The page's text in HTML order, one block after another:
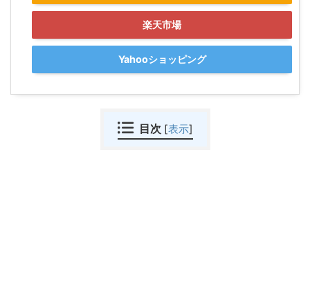
楽天市場
Yahooショッピング
目次 [表示]